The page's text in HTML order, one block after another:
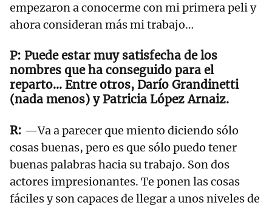
empezaron a conocerme con mi primera peli y
ahora consideran más mi trabajo…
Puede estar muy satisfecha de los
nombres que ha conseguido para el
reparto… Entre otros, Darío Grandinetti
(nada menos) y Patricia López Arnaiz.
—Va a parecer que miento diciendo sólo
cosas buenas, pero es que sólo puedo tener
buenas palabras hacia su trabajo. Son dos
actores impresionantes. Te ponen las cosas
fáciles y son capaces de llegar a unos niveles de